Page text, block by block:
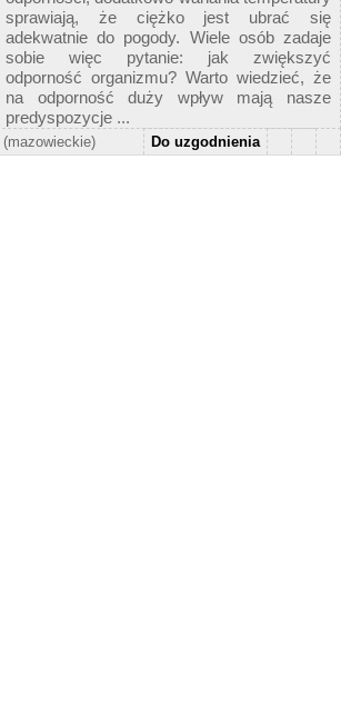
sprawiają, że ciężko jest ubrać się
adekwatnie do pogody. Wiele osób zadaje
sobie więc pytanie: jak zwiększyć
odporność organizmu? Warto wiedzieć, że
na odporność duży wpływ mają nasze
predyspozycje ...
(mazowieckie) Do uzgodnienia